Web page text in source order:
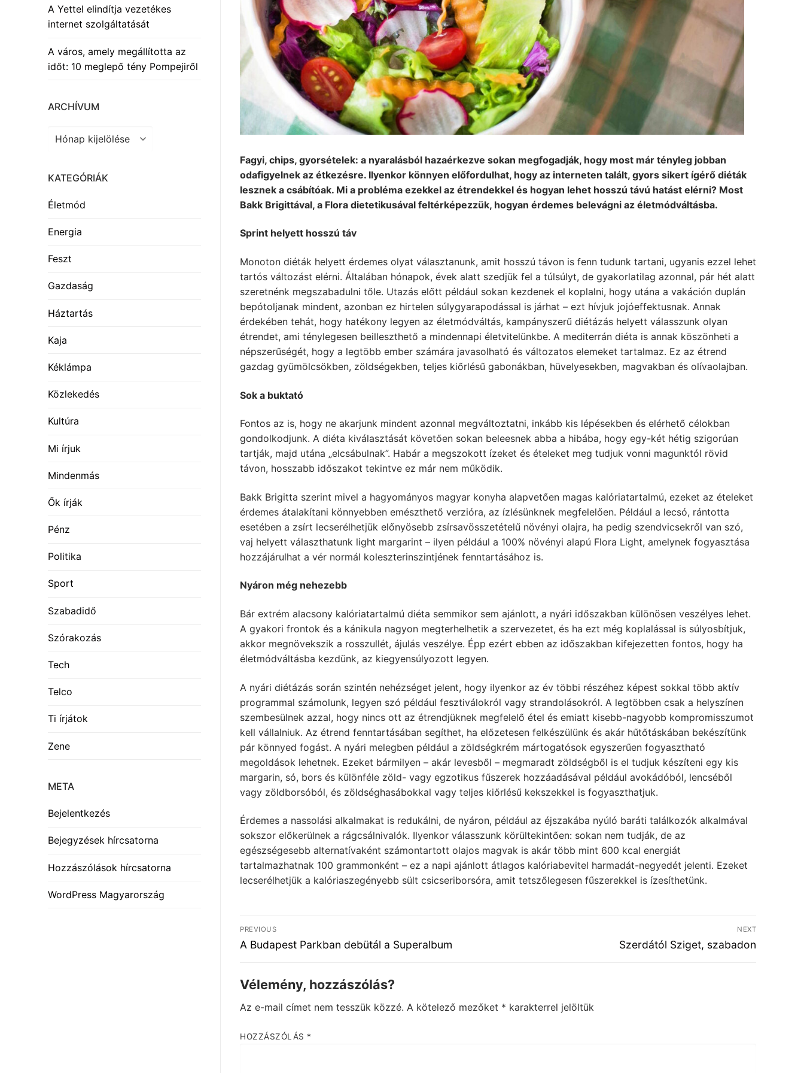
Fagyi, chips, gyorsételek: a nyaralásból hazaérkezve sokan megfogadják, hogy most már tényleg jobban
odafigyelnek az étkezésre. Ilyenkor könnyen előfordulhat, hogy az interneten talált, gyors sikert ígérő diéták
lesznek a csábítóak. Mi a probléma ezekkel az étrendekkel és hogyan lehet hosszú távú hatást elérni? Most
Bakk Brigittával, a Flora dietetikusával feltérképezzük, hogyan érdemes belevágni az életmódváltásba.
Sprint helyett hosszú táv
Monoton diéták helyett érdemes olyat választanunk, amit hosszú távon is fenn tudunk tartani, ugyanis ezzel lehet
tartós változást elérni. Általában hónapok, évek alatt szedjük fel a túlsúlyt, de gyakorlatilag azonnal, pár hét alatt
szeretnénk megszabadulni tőle. Utazás előtt például sokan kezdenek el koplalni, hogy utána a vakáción duplán
bepótoljanak mindent, azonban ez hirtelen súlygyarapodással is járhat – ezt hívjuk jojóeffektusnak. Annak
érdekében tehát, hogy hatékony legyen az életmódváltás, kampányszerű diétázás helyett válasszunk olyan
étrendet, ami ténylegesen beilleszthető a mindennapi életvitelünkbe. A mediterrán diéta is annak köszönheti a
népszerűségét, hogy a legtöbb ember számára javasolható és változatos elemeket tartalmaz. Ez az étrend
gazdag gyümölcsökben, zöldségekben, teljes kiőrlésű gabonákban, hüvelyesekben, magvakban és olívaolajban.
Sok a buktató
Fontos az is, hogy ne akarjunk mindent azonnal megváltoztatni, inkább kis lépésekben és elérhető célokban
gondolkodjunk. A diéta kiválasztását követően sokan beleesnek abba a hibába, hogy egy-két hétig szigorúan
tartják, majd utána „elcsábulnak”. Habár a megszokott ízeket és ételeket meg tudjuk vonni magunktól rövid
távon, hosszabb időszakot tekintve ez már nem működik.
Bakk Brigitta szerint mivel a hagyományos magyar konyha alapvetően magas kalóriatartalmú, ezeket az ételeket
érdemes átalakítani könnyebben emészthető verzióra, az ízlésünknek megfelelően. Például a lecsó, rántotta
esetében a zsírt lecserélhetjük előnyösebb zsírsavösszetételű növényi olajra, ha pedig szendvicsekről van szó,
vaj helyett választhatunk light margarint – ilyen például a 100% növényi alapú Flora Light, amelynek fogyasztása
hozzájárulhat a vér normál koleszterinszintjének fenntartásához is.
Nyáron még nehezebb
Bár extrém alacsony kalóriatartalmú diéta semmikor sem ajánlott, a nyári időszakban különösen veszélyes lehet.
A gyakori frontok és a kánikula nagyon megterhelhetik a szervezetet, és ha ezt még koplalással is súlyosbítjuk,
akkor megnövekszik a rosszullét, ájulás veszélye. Épp ezért ebben az időszakban kifejezetten fontos, hogy ha
életmódváltásba kezdünk, az kiegyensúlyozott legyen.
A nyári diétázás során szintén nehézséget jelent, hogy ilyenkor az év többi részéhez képest sokkal több aktív
programmal számolunk, legyen szó például fesztiválokról vagy strandolásokról. A legtöbben csak a helyszínen
szembesülnek azzal, hogy nincs ott az étrendjüknek megfelelő étel és emiatt kisebb-nagyobb kompromisszumot
kell vállalniuk. Az étrend fenntartásában segíthet, ha előzetesen felkészülünk és akár hűtőtáskában bekészítünk
pár könnyed fogást. A nyári melegben például a zöldségkrém mártogatósok egyszerűen fogyasztható
megoldások lehetnek. Ezeket bármilyen – akár levesből – megmaradt zöldségből is el tudjuk készíteni egy kis
margarin, só, bors és különféle zöld- vagy egzotikus fűszerek hozzáadásával például avokádóból, lencséből
vagy zöldborsóból, és zöldséghasábokkal vagy teljes kiőrlésű kekszekkel is fogyaszthatjuk.
Érdemes a nassolási alkalmakat is redukálni, de nyáron, például az éjszakába nyúló baráti találkozók alkalmával
sokszor előkerülnek a rágcsálnivalók. Ilyenkor válasszunk körültekintően: sokan nem tudják, de az
egészségesebb alternatívaként számontartott olajos magvak is akár több mint 600 kcal energiát
tartalmazhatnak 100 grammonként – ez a napi ajánlott átlagos kalóriabevitel harmadát-negyedét jelenti. Ezeket
lecserélhetjük a kalóriaszegényebb sült csicseriborsóra, amit tetszőlegesen fűszerekkel is ízesíthetünk.
Bejegyzés
navigáció
PREVIOUS
Previous
A Budapest Parkban debütál a Superalbum
NEXT
Next
Szerdától Sziget, szabadon
Vélemény, hozzászólás?
Az e-mail címet nem tesszük közzé. A kötelező mezőket * karakterrel jelöltük
HOZZÁSZÓLÁS *
A Yettel elindítja vezetékes
internet szolgáltatását
A város, amely megállította az
időt: 10 meglepő tény Pompejiről
ARCHÍVUM
Archívum
KATEGÓRIÁK
Életmód
Energia
Feszt
Gazdaság
Háztartás
Kaja
Kéklámpa
Közlekedés
Kultúra
Mi írjuk
Mindenmás
Ők írják
Pénz
Politika
Sport
Szabadidő
Szórakozás
Tech
Telco
Ti írjátok
Zene
META
Bejelentkezés
Bejegyzések hírcsatorna
Hozzászólások hírcsatorna
WordPress Magyarország